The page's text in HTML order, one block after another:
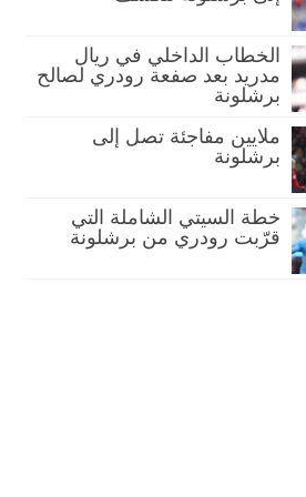
الخطاب الداخلي في ريال
مدريد بعد صفعة رودري لصالح
برشلونة
ملايين مفاجئة تصل إلى
برشلونة
خطة السيتي الشاملة التي
قرّبت رودري من برشلونة